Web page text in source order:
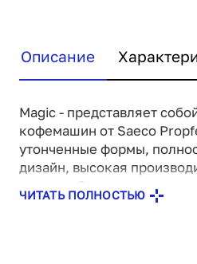
Описание
Magic - представляет
кофемашин от Saeco
утонченные формы,
дизайн, высокая
и разнообразия напитков.
Благодаря большому
ЧИТАТЬ ПОЛНОСТЬЮ